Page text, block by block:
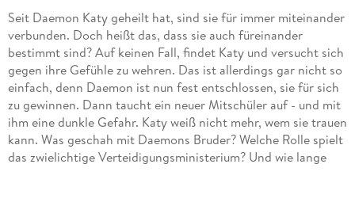
Seit Daemon Katy geheilt hat, sind sie für immer miteinander
verbunden. Doch heißt das, dass sie auch füreinander
bestimmt sind? Auf keinen Fall, findet Katy und versucht sich
gegen ihre Gefühle zu wehren. Das ist allerdings gar nicht so
einfach, denn Daemon ist nun fest entschlossen, sie für sich
zu gewinnen. Dann taucht ein neuer Mitschüler auf - und mit
ihm eine dunkle Gefahr. Katy weiß nicht mehr, wem sie trauen
kann. Was geschah mit Daemons Bruder? Welche Rolle spielt
das zwielichtige Verteidigungsministerium? Und wie lange